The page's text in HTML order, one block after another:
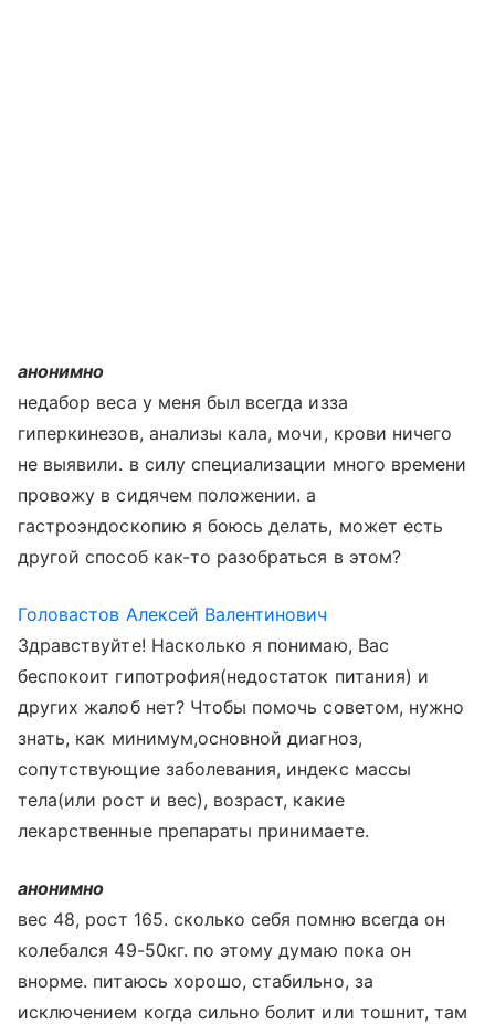
анонимно
недабор веса у меня был всегда изза
гиперкинезов, анализы кала, мочи, крови ничего
не выявили. в силу специализации много времени
провожу в сидячем положении. а
гастроэндоскопию я боюсь делать, может есть
другой способ как-то разобраться в этом?
Головастов Алексей Валентинович
Здравствуйте! Насколько я понимаю, Вас
беспокоит гипотрофия(недостаток питания) и
других жалоб нет? Чтобы помочь советом, нужно
знать, как минимум,основной диагноз,
сопутствующие заболевания, индекс массы
тела(или рост и вес), возраст, какие
лекарственные препараты принимаете.
анонимно
вес 48, рост 165. сколько себя помню всегда он
колебался 49-50кг. по этому думаю пока он
внорме. питаюсь хорошо, стабильно, за
исключением когда сильно болит или тошнит, там